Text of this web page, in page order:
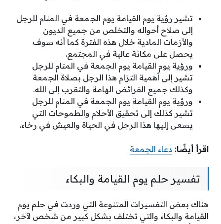
تشير رؤية يوم القيامة يوم الجمعة في المنام للرجل
إلى صلاح أحواله والتخلص من جميع الديون
والأزمات المادية خلال هذه الفترة كما أنه سوف
يحصل على مكانة عالية في المجتمع.
ورؤية يوم القيامة يوم الجمعة في المنام للرجل
تشير إلى أهمية التزام هذا الرجل بصلاة الجمعة
وكذلك جميع الفرائض الهامة والتقرب إلى الله.
ورؤية يوم القيامة يوم الجمعة في المنام للرجل
تشير كذلك إلى تحقيق الأحلام والطموحات التي
يسعى إليها هذا الرجل في الحياة والعيش في رخاء.
اقرأ أيضًا: دعاء الجمعة
تفسير حلم يوم القيامة والبكاء
هناك بعض التفسيرات المتنوعة التي وردت في حلم يوم
القيامة والبكاء والتي تختلف بشكل كبير من شخص لآخر،